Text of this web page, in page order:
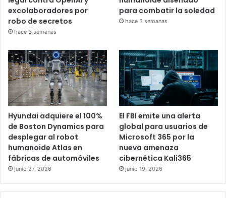
excolaboradores por
robo de secretos
hace 3 semanas
para combatir la soledad
hace 3 semanas
Hyundai adquiere el 100%
de Boston Dynamics para
desplegar al robot
humanoide Atlas en
fábricas de automóviles
junio 27, 2026
El FBI emite una alerta
global para usuarios de
Microsoft 365 por la
nueva amenaza
cibernética Kali365
junio 19, 2026